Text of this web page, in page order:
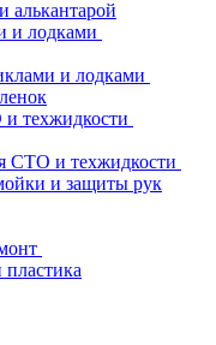
алькантарой
и лодками
и лодками
техжидкости
СТО и техжидкости
и защиты рук